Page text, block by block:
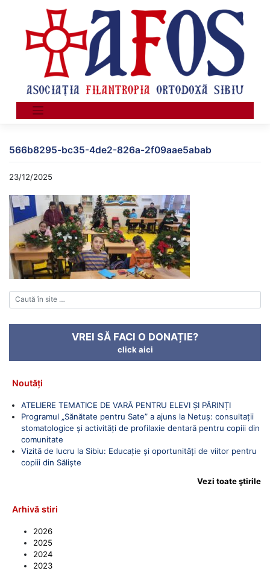
content
566b8295-bc35-4de2-826a-2f09aae5abab
23/12/2025
VREI SĂ FACI O DONAȚIE?
click aici
Noutăți
ATELIERE TEMATICE DE VARĂ PENTRU ELEVI ȘI PĂRINȚI
Programul „Sănătate pentru Sate” a ajuns la Netuș: consultații
stomatologice și activități de profilaxie dentară pentru copiii din
comunitate
Vizită de lucru la Sibiu: Educație și oportunități de viitor pentru
copiii din Săliște
Vezi toate ştirile
Arhivă stiri
2026
2025
2024
2023